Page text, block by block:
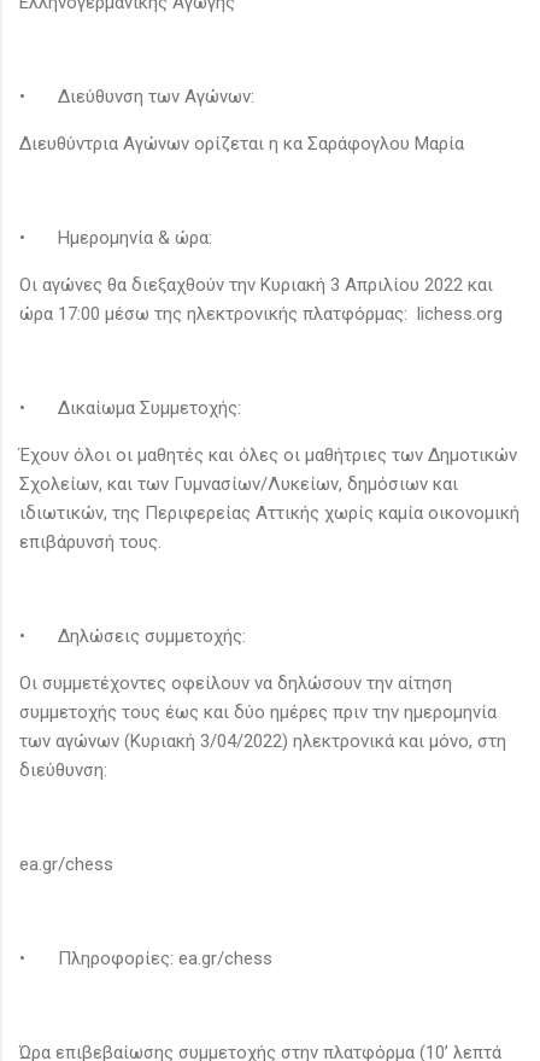
• Διεύθυνση των Αγώνων:
Διευθύντρια Αγώνων ορίζεται η κα Σαράφογλου Μαρία
• Ημερομηνία & ώρα:
Οι αγώνες θα διεξαχθούν την Κυριακή 3 Απριλίου 2022 και
ώρα 17:00 μέσω της ηλεκτρονικής πλατφόρμας: lichess.org
• Δικαίωμα Συμμετοχής:
Έχουν όλοι οι μαθητές και όλες οι μαθήτριες των Δημοτικών
Σχολείων, και των Γυμνασίων/Λυκείων, δημόσιων και
ιδιωτικών, της Περιφερείας Αττικής χωρίς καμία οικονομική
επιβάρυνσή τους.
• Δηλώσεις συμμετοχής:
Οι συμμετέχοντες οφείλουν να δηλώσουν την αίτηση
συμμετοχής τους έως και δύο ημέρες πριν την ημερομηνία
των αγώνων (Κυριακή 3/04/2022) ηλεκτρονικά και μόνο, στη
διεύθυνση:
ea.gr/chess
• Πληροφορίες: ea.gr/chess
Ώρα επιβεβαίωσης συμμετοχής στην πλατφόρμα (10’ λεπτά